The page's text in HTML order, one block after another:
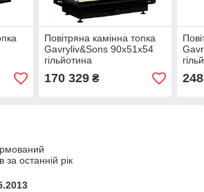
Повітряна камінна топка
Gavryliv&Sons 90x51x54
гільйотина
170 329₴
за останній рік